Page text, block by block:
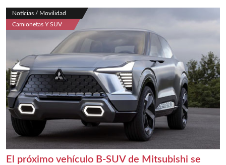
Noticias / Movilidad
Camionetas Y SUV
El próximo vehículo B-SUV de Mitsubishi se